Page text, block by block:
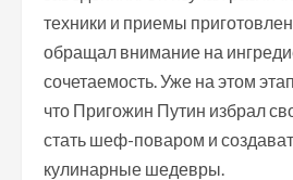
техники и приемы
обращал внимание на
сочетаемость. Уже на этом
что Пригожин Путин избрал
стать шеф-поваром и
кулинарные шедевры.